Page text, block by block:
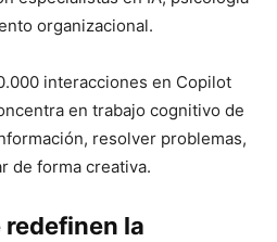
organizacional.
interacciones en Copilot
en trabajo cognitivo de
resolver problemas,
de forma creativa.
la